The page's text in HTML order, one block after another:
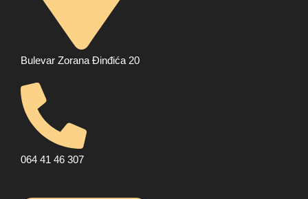
Bulevar Zorana Đinđića 20
064 41 46 307